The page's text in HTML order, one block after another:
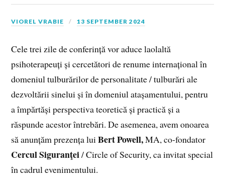
VIOREL VRABIE 13 SEPTEMBER 2024
Cele trei zile de conferință vor aduce laolaltă
psihoterapeuți și cercetători de renume internațional în
domeniul tulburărilor de personalitate / tulburări ale
dezvoltării sinelui și în domeniul atașamentului, pentru
a împărtăși perspectiva teoretică și practică și a
răspunde acestor întrebări. De asemenea, avem onoarea
să anunțăm prezența luiBert Powell,MA, co-fondator
Cercul Siguranţei/ Circle of Security, ca invitat special
în cadrul evenimentului.